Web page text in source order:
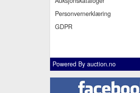
Personvernerklæring
GDPR
Powered By auction.no